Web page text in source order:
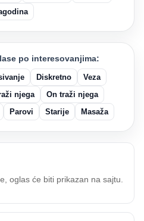
po interesovanjima:
Diskretno
Veza
njega
On traži njega
Parovi Starije Masaža
oglas će biti prikazan na sajtu.